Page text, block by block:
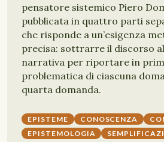
pensatore sistemico Piero
pubblicata in quattro parti
che risponde a un’esigenza
precisa: sottrarre il discorso
narrativa per riportare in
problematica di ciascuna
quarta domanda.
EPISTEME CONOSCENZA
EPISTEMOLOGIA